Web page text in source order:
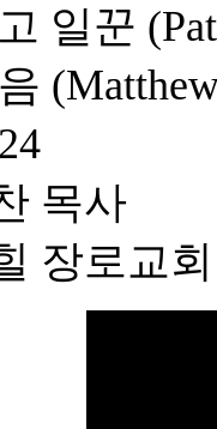
일꾼
목사
장로교회